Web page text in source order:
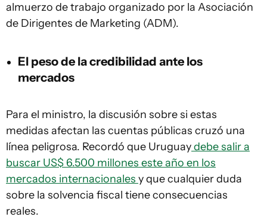
almuerzo de trabajo organizado por la Asociación
de Dirigentes de Marketing (ADM).
El peso de la credibilidad ante los
mercados
Para el ministro, la discusión sobre si estas
medidas afectan las cuentas públicas cruzó una
línea peligrosa. Recordó que Uruguaydebe salir a
buscar US$ 6.500 millones este año en los
mercados internacionales y que cualquier duda
sobre la solvencia fiscal tiene consecuencias
reales.